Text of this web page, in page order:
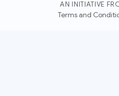
AN INITIATIVE
Terms and